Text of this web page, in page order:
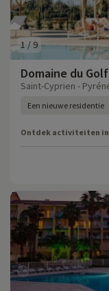
1 / 9
Domaine du
Saint-Cyprien -
Een nieuwe residentie
Ontdek activiteiten